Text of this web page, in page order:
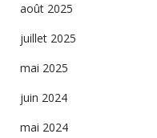
août 2025
juillet 2025
mai 2025
juin 2024
mai 2024